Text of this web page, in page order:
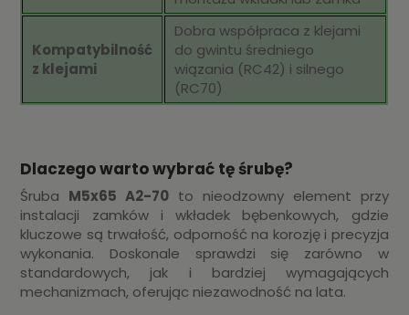
Kompatybilność
z klejami
Dobra współpraca z klejami
do gwintu średniego
wiązania (RC42) i silnego
(RC70)
Dlaczego warto wybrać tę śrubę?
Śruba M5x65 A2-70 to nieodzowny element przy
instalacji zamków i wkładek bębenkowych, gdzie
kluczowe są trwałość, odporność na korozję i precyzja
wykonania. Doskonale sprawdzi się zarówno w
standardowych, jak i bardziej wymagających
mechanizmach, oferując niezawodność na lata.